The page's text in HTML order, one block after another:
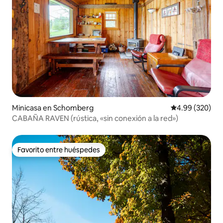
Minicasa en Schomberg Calificación
4.99 (320)
CABAÑA RAVEN (rústica, «sin conexión a la red»)
Favorito entre huéspedes
Favorito entre huéspedes